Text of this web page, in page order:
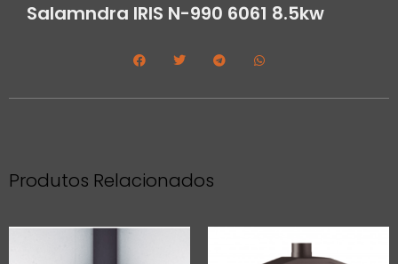
Salamndra IRIS N-990 6061 8.5kw
Produtos Relacionados